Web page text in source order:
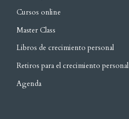
Cursos online
Master Class
Libros de crecimiento personal
Retiros para el crecimiento personal
Agenda